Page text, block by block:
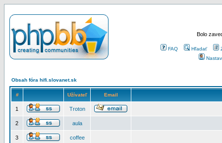
Bolo
FAQ Hľadať
Obsah fóra hifi.slovanet.sk
# Užívateľ Email
1 Troton
2 aula
3 coffee